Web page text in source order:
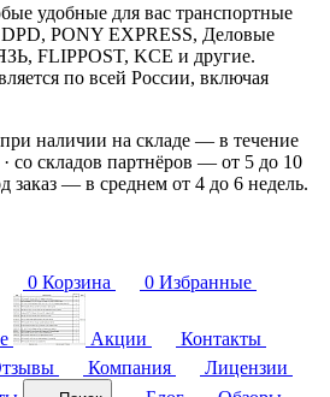
удобные для вас транспортные
PONY EXPRESS, Деловые
FLIPPOST, KCE и другие.
по всей России, включая
наличии на складе — в течение
со складов партнёров — от 5 до 10
заказ — в среднем от 4 до 6 недель.
0 Корзина 0 Избранные
Акции
Контакты
Компания
Лицензии